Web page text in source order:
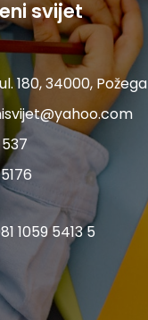
svijet
180, 34000, Požega
1059 5413 5